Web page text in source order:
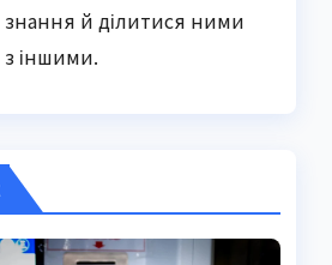
знання й ділитися ними
з іншими.